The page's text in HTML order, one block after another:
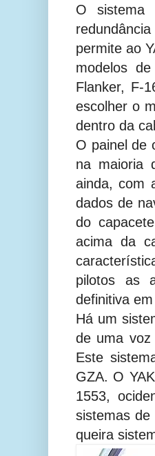
O
permite ao
modelos
Flanker, F-
escolher o
dentro da
O painel de
na maioria
ainda, com
dados de
do
acima da
pilotos as
definitiva
Há um
de uma voz
Este
GZA. O
1553,
sistemas de
queira